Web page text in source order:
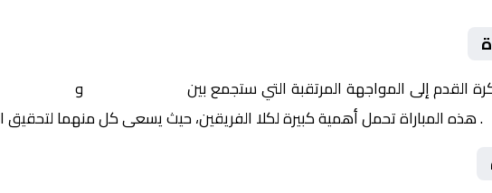
القدم إلى المواجهة المرتقبة التي ستجمع بين وبلدية المحلة
. هذه المباراة تحمل أهمية كبيرة لكلا الفريقين، حيث يسعى كل منهما لتحقيق